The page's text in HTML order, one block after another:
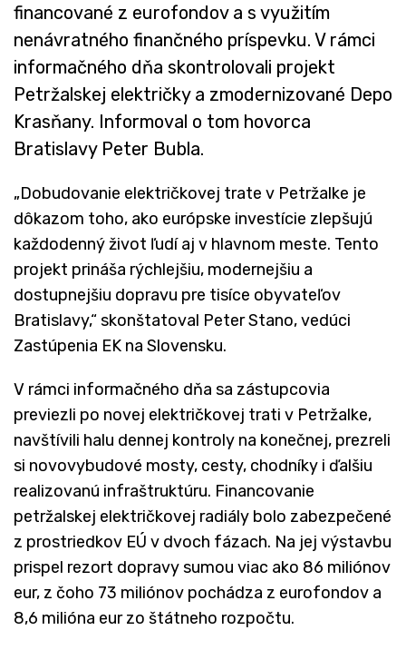
financované z eurofondov a s využitím
nenávratného finančného príspevku. V rámci
informačného dňa skontrolovali projekt
Petržalskej električky a zmodernizované Depo
Krasňany. Informoval o tom hovorca
Bratislavy Peter Bubla.
„Dobudovanie električkovej trate v Petržalke je
dôkazom toho, ako európske investície zlepšujú
každodenný život ľudí aj v hlavnom meste. Tento
projekt prináša rýchlejšiu, modernejšiu a
dostupnejšiu dopravu pre tisíce obyvateľov
Bratislavy,“ skonštatoval Peter Stano, vedúci
Zastúpenia EK na Slovensku.
V rámci informačného dňa sa zástupcovia
previezli po novej električkovej trati v Petržalke,
navštívili halu dennej kontroly na konečnej, prezreli
si novovybudové mosty, cesty, chodníky i ďalšiu
realizovanú infraštruktúru. Financovanie
petržalskej električkovej radiály bolo zabezpečené
z prostriedkov EÚ v dvoch fázach. Na jej výstavbu
prispel rezort dopravy sumou viac ako 86 miliónov
eur, z čoho 73 miliónov pochádza z eurofondov a
8,6 milióna eur zo štátneho rozpočtu.